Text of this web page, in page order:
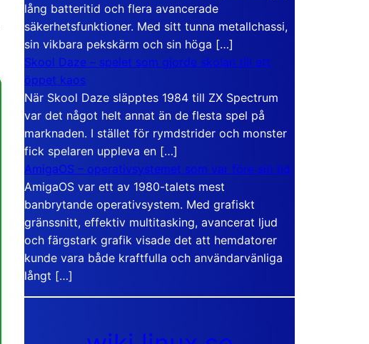
lång batteritid och flera avancerade
säkerhetsfunktioner. Med sitt tunna metallchassi,
sin vikbara pekskärm och sin höga […]
Skool Daze – spelet som gjorde skolan till ett
öppet kaos
När Skool Daze släpptes 1984 till ZX Spectrum
var det något helt annat än de flesta spel på
marknaden. I stället för rymdstrider och monster
fick spelaren uppleva en […]
AmigaOS – operativsystemet som var före sin tid
AmigaOS var ett av 1980-talets mest
banbrytande operativsystem. Med grafiskt
gränssnitt, effektiv multitasking, avancerat ljud
och färgstark grafik visade det att hemdatorer
kunde vara både kraftfulla och användarvänliga
långt […]